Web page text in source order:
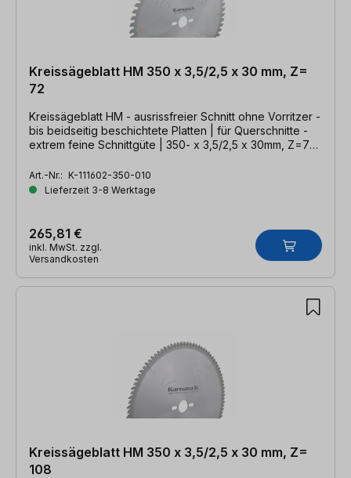
Kreissägeblatt HM 350 x 3,5/2,5 x 30 mm, Z=
72
Kreissägeblatt HM - ausrissfreier Schnitt ohne Vorritzer -
bis beidseitig beschichtete Platten | für Querschnitte -
extrem feine Schnittgüte | 350- x 3,5/2,5 x 30mm, Z=72
Art.-Nr.: K-111602-350-010
Lieferzeit 3-8 Werktage
265,81 €
inkl. MwSt. zzgl.
Versandkosten
Kreissägeblatt HM 350 x 3,5/2,5 x 30 mm, Z=
108